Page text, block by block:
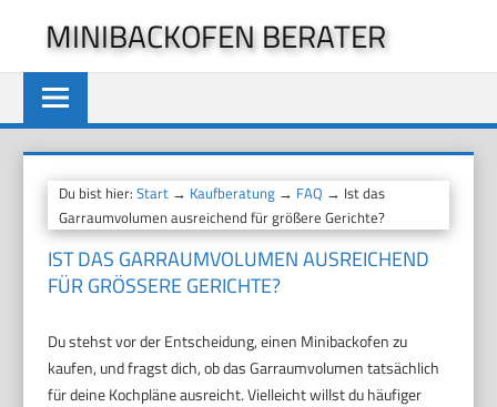
springen
MINIBACKOFEN BERATER
Du bist hier:Start → Kaufberatung → FAQ → Ist das
Garraumvolumen ausreichend für größere Gerichte?
IST DAS GARRAUMVOLUMEN AUSREICHEND
FÜR GRÖSSERE GERICHTE?
Du stehst vor der Entscheidung, einen Minibackofen zu
kaufen, und fragst dich, ob das Garraumvolumen tatsächlich
für deine Kochpläne ausreicht. Vielleicht willst du häufiger